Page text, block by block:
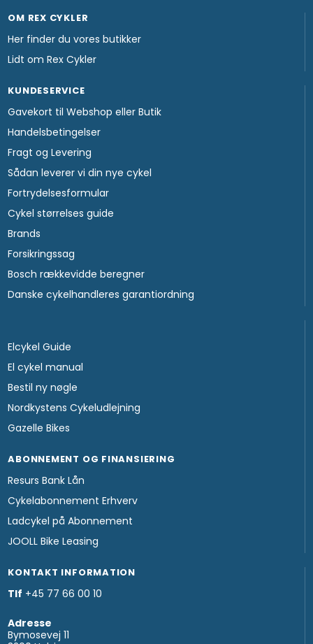
OM REX CYKLER
Her finder du vores butikker
Lidt om Rex Cykler
KUNDESERVICE
Gavekort til Webshop eller Butik
Handelsbetingelser
Fragt og Levering
Sådan leverer vi din nye cykel
Fortrydelsesformular
Cykel størrelses guide
Brands
Forsikringssag
Bosch rækkevidde beregner
Danske cykelhandleres garantiordning
Elcykel Guide
El cykel manual
Bestil ny nøgle
Nordkystens Cykeludlejning
Gazelle Bikes
ABONNEMENT OG FINANSIERING
Resurs Bank Lån
Cykelabonnement Erhverv
Ladcykel på Abonnement
JOOLL Bike Leasing
KONTAKT INFORMATION
Tlf +45 77 66 00 10
Adresse
Bymosevej 11